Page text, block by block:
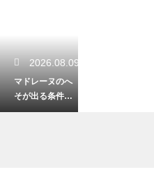
2026.08.09
マドレーヌのへ
そが出る条件
は？しっかり膨